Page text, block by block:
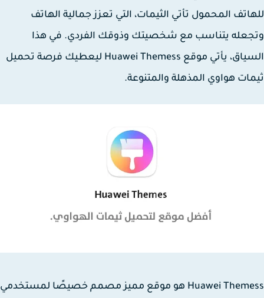
المحمول تأتي الثيمات، التي تعزز جمالية الهاتف
يتناسب مع شخصيتك وذوقك الفردي. في هذا
السياق، يأتي موقع Huawei Themess ليعطيك فرصة تحميل
هواوي المذهلة والمتنوعة.
Huawei Themess هو موقع مميز مصمم خصيصًا لمستخدمي